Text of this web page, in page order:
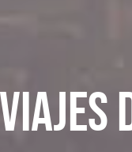
Viajes